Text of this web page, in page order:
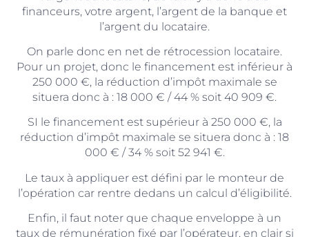
financeurs, votre argent, l’argent de la banque et
l’argent du locataire.
On parle donc en net de rétrocession locataire.
Pour un projet, donc le financement est inférieur à
250 000 €, la réduction d’impôt maximale se
situera donc à : 18 000 € / 44 % soit 40 909 €.
SI le financement est supérieur à 250 000 €, la
réduction d’impôt maximale se situera donc à : 18
000 € / 34 % soit 52 941 €.
Le taux à appliquer est défini par le monteur de
l’opération car rentre dedans un calcul d’éligibilité.
Enfin, il faut noter que chaque enveloppe à un
taux de rémunération fixé par l’opérateur, en clair si